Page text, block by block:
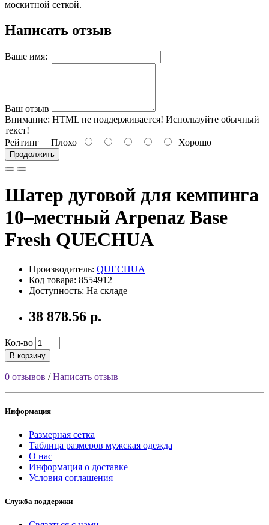
москитной сеткой.
Написать отзыв
Ваше имя:
Ваш отзыв
Внимание: HTML не поддерживается! Используйте обычный
текст!
Рейтинг Плохо Хорошо
Продолжить
Шатер дуговой для кемпинга
10–местный Arpenaz Base
Fresh QUECHUA
Производитель: QUECHUA
Код товара: 8554912
Доступность: На складе
38 878.56 р.
Кол-во
В корзину
0 отзывов /Написать отзыв
Информация
Размерная сетка
Таблица размеров мужская одежда
О нас
Информация о доставке
Условия соглашения
Служба поддержки